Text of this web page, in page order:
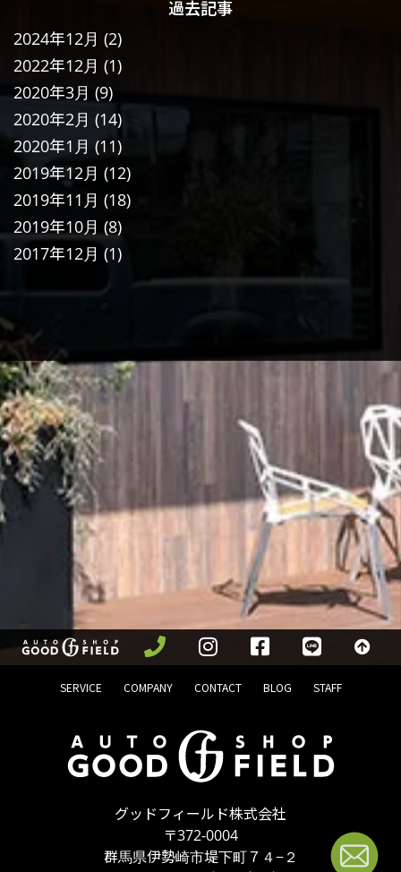
過去記事
2024年12月 (2)
2022年12月 (1)
2020年3月 (9)
2020年2月 (14)
2020年1月 (11)
2019年12月 (12)
2019年11月 (18)
2019年10月 (8)
2017年12月 (1)
SERVICE COMPANY CONTACT BLOG STAFF
グッドフィールド株式会社
〒372-0004
群馬県伊勢崎市堤下町７４−２